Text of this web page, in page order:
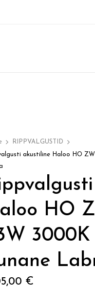
RIPPVALGUSTID
akustiline Haloo HO
HO
3000K
€